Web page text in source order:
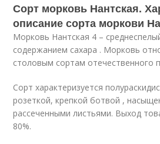
Сорт морковь Нантская.
описание сорта моркови
Морковь Нантская 4 –
содержанием сахара . Морковь
столовым сортам отечественного
Сорт характеризуется
розеткой, крепкой ботвой ,
рассеченными листьями. Выход
80%.